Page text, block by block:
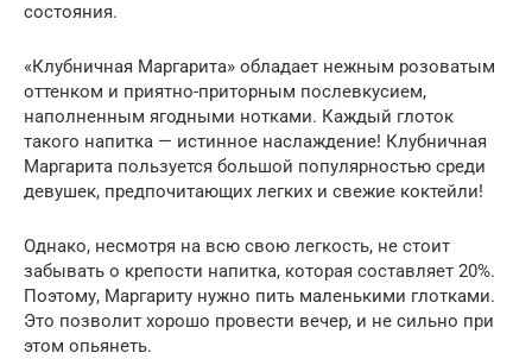
состояния.
«Клубничная Маргарита» обладает нежным розоватым
оттенком и приятно-приторным послевкусием,
наполненным ягодными нотками. Каждый глоток
такого напитка — истинное наслаждение! Клубничная
Маргарита пользуется большой популярностью среди
девушек, предпочитающих легких и свежие коктейли!
Однако, несмотря на всю свою легкость, не стоит
забывать о крепости напитка, которая составляет 20%.
Поэтому, Маргариту нужно пить маленькими глотками.
Это позволит хорошо провести вечер, и не сильно при
этом опьянеть.